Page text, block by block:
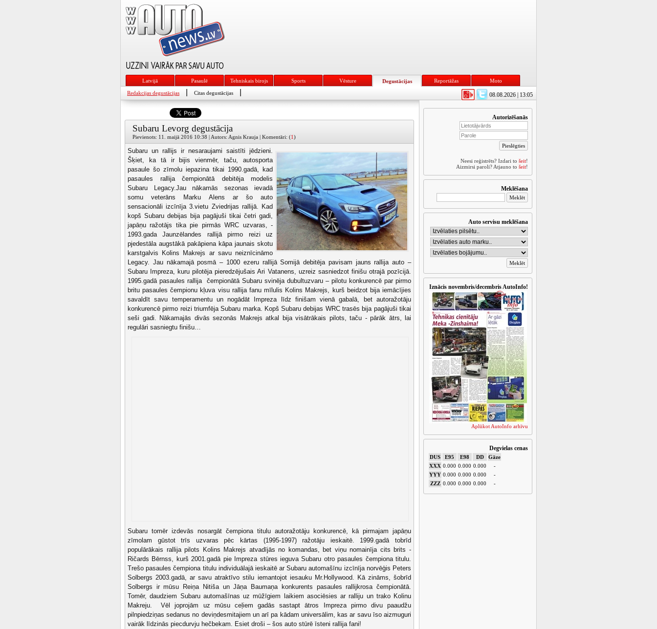
Latvijā Pasaulē Tehniskais birojs Sports Vēsture Degustācijas Reportāžas Moto
08.08.2026 | 13:05
Redakcijas degustācijas Citas degustācijas
Subaru Levorg degustācija
Pievienots: 11. maijā 2016 10:38 | Autors: Agnis Krauja | Komentāri: (1)
Subaru un rallijs ir nesaraujami saistīti jēdzieni.
Šķiet, ka tā ir bijis vienmēr, taču, autosporta
pasaule šo zīmolu iepazina tikai 1990.gadā, kad
pasaules rallija čempionātā debitēja modelis
Subaru Legacy.Jau nākamās sezonas ievadā
somu veterāns Marku Alens ar šo auto
sensacionāli izcīnīja 3.vietu Zviedrijas rallijā. Kad
kopš Subaru debijas bija pagājuši tikai četri gadi,
japāņu ražotājs tika pie pirmās WRC uzvaras, -
1993.gada Jaunzēlandes rallijā pirmo reizi uz
pjedestāla augstākā pakāpiena kāpa jaunais skotu
karstgalvis Kolins Makrejs ar savu neiznīcināmo
Legacy. Jau nākamajā posmā – 1000 ezeru rallijā Somijā debitēja pavisam jauns rallija auto –
Subaru Impreza, kuru pilotēja pieredzējušais Ari Vatanens, uzreiz sasniedzot finišu otrajā pozīcijā.
1995.gadā pasaules rallija čempionātā Subaru svinēja dubultuzvaru – pilotu konkurencē par pirmo
britu pasaules čempionu kļuva visu rallija fanu mīlulis Kolins Makrejs, kurš beidzot bija iemācījies
savaldīt savu temperamentu un nogādāt Impreza līdz finišam vienā gabalā, bet autoražotāju
konkurencē pirmo reizi triumfēja Subaru marka. Kopš Subaru debijas WRC trasēs bija pagājuši tikai
seši gadi. Nākamajās divās sezonās Makrejs atkal bija visātrākais pilots, taču - pārāk ātrs, lai
regulāri sasniegtu finišu…
Subaru tomēr izdevās nosargāt čempiona titulu autoražotāju konkurencē, kā pirmajam japāņu
zīmolam gūstot trīs uzvaras pēc kārtas (1995-1997) ražotāju ieskaitē. 1999.gadā tobrīd
populārākais rallija pilots Kolins Makrejs atvadījās no komandas, bet viņu nomainīja cits brits -
Ričards Bērnss, kurš 2001.gadā pie Impreza stūres ieguva Subaru otro pasaules čempiona titulu.
Trešo pasaules čempiona titulu individuālajā ieskaitē ar Subaru automašīnu izcīnīja norvēģis Peters
Solbergs 2003.gadā, ar savu atraktīvo stilu iemantojot iesauku Mr.Hollywood. Kā zināms, šobrīd
Solbergs ir mūsu Reiņa Nitiša un Jāņa Baumaņa konkurents pasaules rallijkrosa čempionātā.
Tomēr, daudziem Subaru automašīnas uz mūžīgiem laikiem asociēsies ar ralliju un trako Kolinu
Makreju. Vēl joprojām uz mūsu ceļiem gadās sastapt ātros Impreza pirmo divu paaudžu
pilnpiedziņas sedanus no deviņdesmitajiem un arī pa kādam universālim, kas ar savu īso aizmuguri
vairāk līdzinās piecdurvju hečbekam. Esiet droši – šos auto stūrē īsteni rallija fani!
Autorizēšanās
Neesi reģistrēts? Izdari to šeit!
Aizmirsi paroli? Atjauno to šeit!
Meklēšana
Auto servisu meklēšana
Iznācis novembris/decembris AutoInfo!
Aplūkot AutoInfo arhīvu
Degvielas cenas
DUS E95 E98 DD
Gāze
XXX 0.000 0.000 0.000
-
YYY 0.000 0.000 0.000
-
ZZZ 0.000 0.000 0.000 -